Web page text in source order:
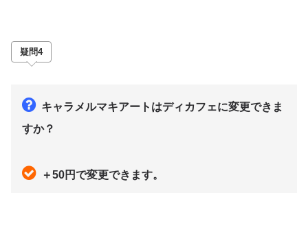
疑問4
キャラメルマキアートはディカフェに変更できま
すか？
＋50円で変更できます。